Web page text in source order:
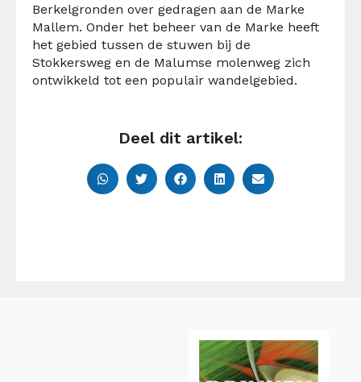
Berkelgronden over gedragen aan de Marke
Mallem. Onder het beheer van de Marke heeft
het gebied tussen de stuwen bij de
Stokkersweg en de Malumse molenweg zich
ontwikkeld tot een populair wandelgebied.
Deel dit artikel: